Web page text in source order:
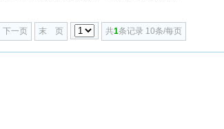
下一页 末 页 共1条记录 10条/每页